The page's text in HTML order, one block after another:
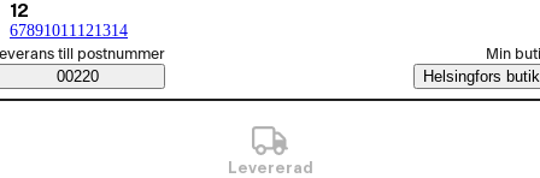
Nuvarande val 12
12
6(ringstorlek)
7(ringstorlek)
8(ringstorlek)
9(ringstorlek)
10(ringstorlek
11(ringstorlek
12(ringstorlek
13(ringstorlek
14
Saatavuustiedot
beställningssätt
till postnummer
00220
Min
Helsingfors butik
Levererad